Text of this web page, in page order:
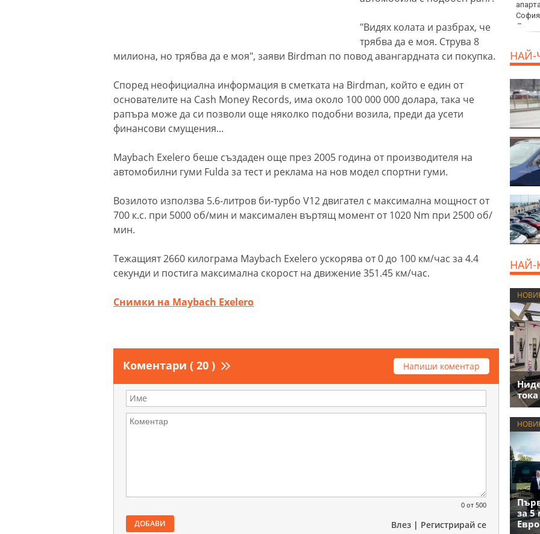
"Видях колата и разбрах, че
трябва да е моя. Струва 8
милиона, но трябва да е моя", заяви Birdman по повод авангардната си покупка.
Според неофициална информация в сметката на Birdman, който е един от
основателите на Cash Money Records, има около 100 000 000 долара, така че
рапъра може да си позволи още няколко подобни возила, преди да усети
финансови смущения...
Maybach Exelero беше създаден още през 2005 година от производителя на
автомобилни гуми Fulda за тест и реклама на нов модел спортни гуми.
Возилото използва 5.6-литров би-турбо V12 двигател с максимална мощност от
700 к.с. при 5000 об/мин и максимален въртящ момент от 1020 Nm при 2500 об/
мин.
Тежащият 2660 килограма Maybach Exelero ускорява от 0 до 100 км/час за 4.4
секунди и постига максимална скорост на движение 351.45 км/час.
Снимки на Maybach Exelero
Коментари ( 20 ) Напиши коментар
0 от 500
ДОБАВИ Влез | Регистрирай се
"Майя" и е широко
НАЙ-
НАЙ-
за 5